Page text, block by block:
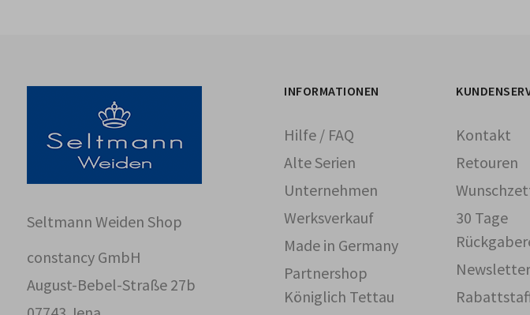
Seltmann Weiden Shop
constancy GmbH
August-Bebel-Straße 27b
INFORMATIONEN
Hilfe / FAQ
Alte Serien
Unternehmen
Werksverkauf
Made in Germany
Partnershop
Königlich Tettau
Kontakt
Retouren
30 Tage